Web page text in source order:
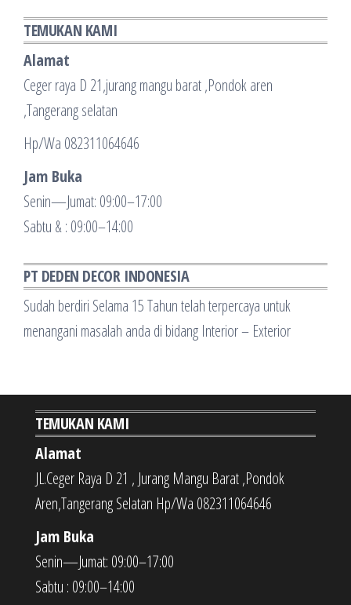
TEMUKAN KAMI
Alamat
Ceger raya D 21,jurang mangu barat ,Pondok aren
,Tangerang selatan
Hp/Wa 082311064646
Jam Buka
Senin—Jumat: 09:00–17:00
Sabtu & : 09:00–14:00
PT DEDEN DECOR INDONESIA
Sudah berdiri Selama 15 Tahun telah terpercaya untuk
menangani masalah anda di bidang Interior – Exterior
TEMUKAN KAMI
Alamat
JL.Ceger Raya D 21 , Jurang Mangu Barat ,Pondok
Aren,Tangerang Selatan Hp/Wa 082311064646
Jam Buka
Senin—Jumat: 09:00–17:00
Sabtu : 09:00–14:00